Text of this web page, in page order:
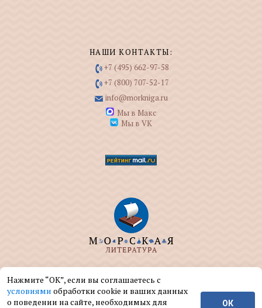
НАШИ КОНТАКТЫ:
+7 (495) 662-97-58
+7 (800) 707-52-17
info@morkniga.ru
Мы в Макс
Мы в VK
ООО "МОРКНИГА" занимается изданием и
реализацией книг на морскую тематику.
Нажмите “ОК”, если вы соглашаетесь с
условиями обработки cookie и ваших данных
о поведении на сайте, необходимых для
ОК